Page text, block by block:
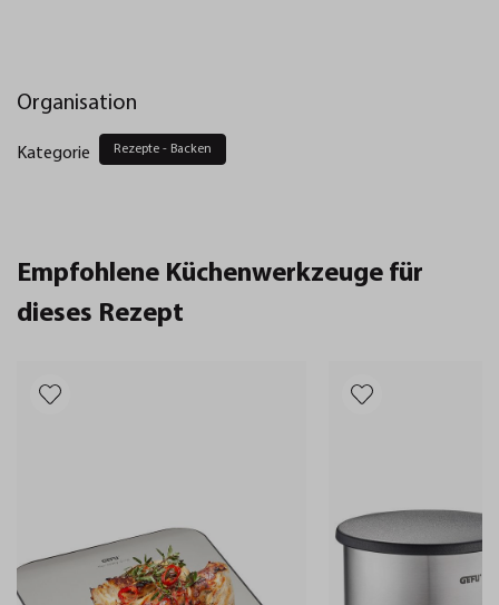
Organisation
Kategorie Rezepte - Backen
Empfohlene Küchenwerkzeuge für
dieses Rezept